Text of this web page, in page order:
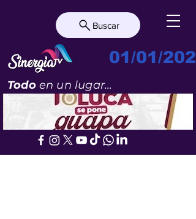
Buscar
01/01/
Todoen un lugar...